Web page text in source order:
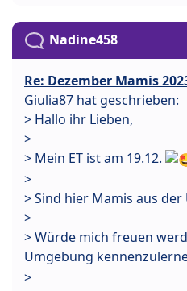
Nadine458
Re: Dezember Mamis
Giulia87 hat geschrieben:
> Hallo ihr Lieben,
>
> Mein ET ist am 19.12.
>
> Sind hier Mamis aus
>
> Würde mich freuen
Umgebung
>